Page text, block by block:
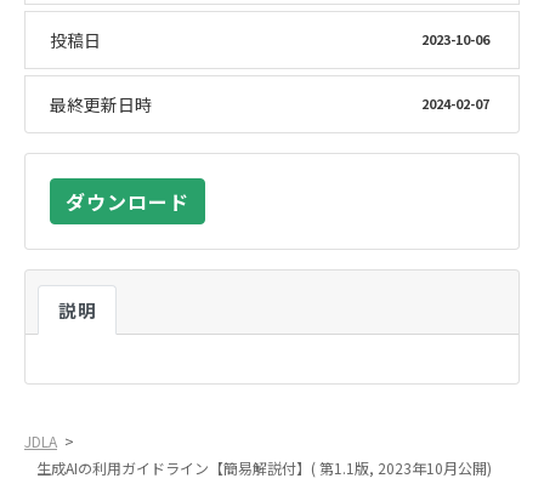
投稿日 2023-10-06
最終更新日時 2024-02-07
ダウンロード
説明
JDLA >
生成AIの利用ガイドライン【簡易解説付】( 第1.1版, 2023年10月公開)